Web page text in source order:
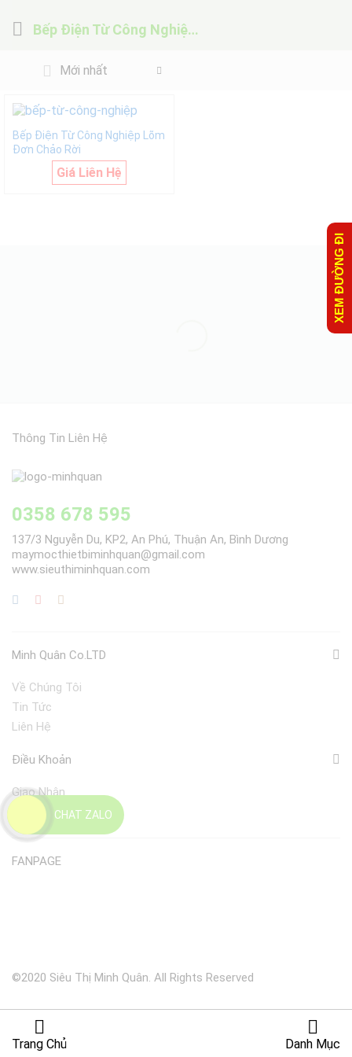
Bếp Điện Từ Công Nghiệp Lõm Đơn Chảo Rời
Mới nhất
Bếp Điện Từ Công Nghiệp Lõm
Đơn Chảo Rời
Giá Liên Hệ
CHAT ZALO
Thông Tin Liên Hệ
0358 678 595
137/3 Nguyễn Du, KP2, An Phú, Thuận An, Bình Dương
maymocthietbiminhquan@gmail.com
www.sieuthiminhquan.com
Minh Quân Co.LTD
Về Chúng Tôi
Tin Tức
Liên Hệ
Điều Khoản
Giao Nhận
Đổi Trả
FANPAGE
©2020 Siêu Thị Minh Quân. All Rights Reserved
XEM ĐƯỜNG ĐI
Trang Chủ Danh Mục